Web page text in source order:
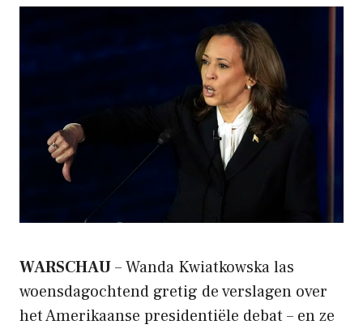
WARSCHAU– Wanda Kwiatkowska las
woensdagochtend gretig de verslagen over
het Amerikaanse presidentiële debat – en ze